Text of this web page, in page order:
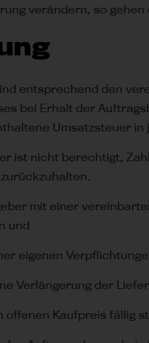
verändern, so
entsprechend den
bei Erhalt der
Umsatzsteuer in
ist nicht berechtigt,
mit einer
und
eigenen
Verlängerung der
offenen Kaufpreis fällig